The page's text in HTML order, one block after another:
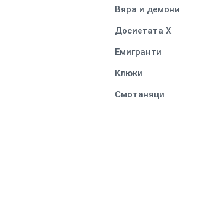
Вяра и демони
Досиетата Х
Емигранти
Клюки
Смотаняци